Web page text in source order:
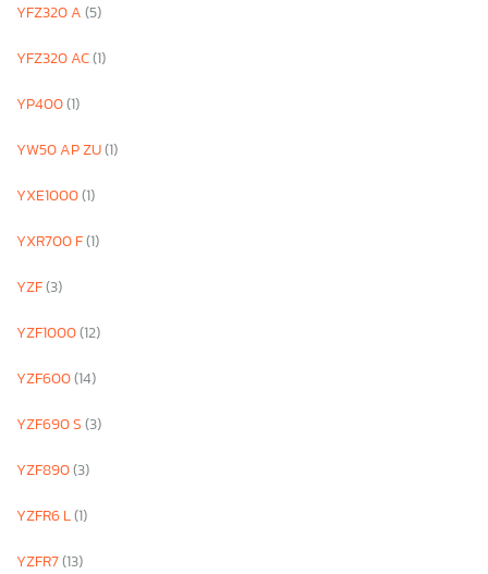
YFZ320 A(5)
YFZ320 AC(1)
YP400(1)
YW50 AP ZU(1)
YXE1000(1)
YXR700 F(1)
YZF(3)
YZF1000(12)
YZF600(14)
YZF690 S(3)
YZF890(3)
YZFR6 L(1)
YZFR7(13)